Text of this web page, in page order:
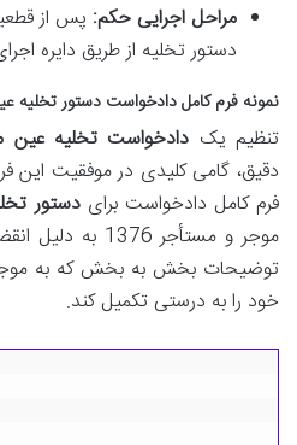
مراحل اجرایی حکم: پس از
دستور تخلیه از طریق دایره
نمونه فرم کامل دادخواست دستور تخلیه
تنظیم یک دادخواست تخلیه عین
دقیق، گامی کلیدی در موفقیت این
فرم کامل دادخواست برایدستور
موجر و مستأجر
توضیحات بخش به بخش که به
خود را به درستی تکمیل کند.